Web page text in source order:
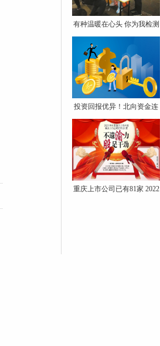
有种温暖在心头 你为我检测
投资回报优异！北向资金连
续
重庆上市公司已有81家 2022